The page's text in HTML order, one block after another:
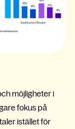
möjligheter i
fokus på
istället för